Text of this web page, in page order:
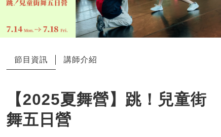
節目資訊 講師介紹
【2025夏舞營】跳！兒童街
舞五日營